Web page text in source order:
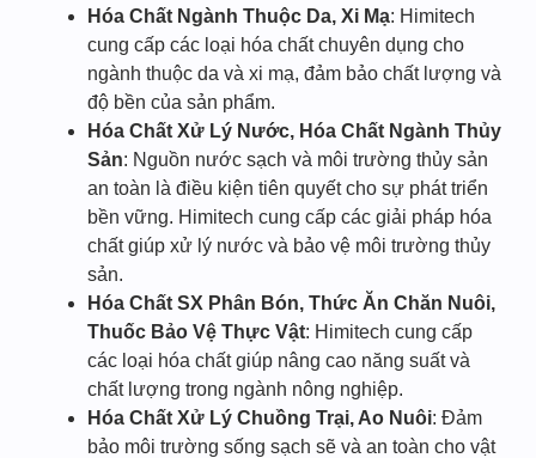
Hóa Chất Ngành Thuộc Da, Xi Mạ: Himitech
cung cấp các loại hóa chất chuyên dụng cho
ngành thuộc da và xi mạ, đảm bảo chất lượng và
độ bền của sản phẩm.
Hóa Chất Xử Lý Nước, Hóa Chất Ngành Thủy
Sản: Nguồn nước sạch và môi trường thủy sản
an toàn là điều kiện tiên quyết cho sự phát triển
bền vững. Himitech cung cấp các giải pháp hóa
chất giúp xử lý nước và bảo vệ môi trường thủy
sản.
Hóa Chất SX Phân Bón, Thức Ăn Chăn Nuôi,
Thuốc Bảo Vệ Thực Vật: Himitech cung cấp
các loại hóa chất giúp nâng cao năng suất và
chất lượng trong ngành nông nghiệp.
Hóa Chất Xử Lý Chuồng Trại, Ao Nuôi: Đảm
bảo môi trường sống sạch sẽ và an toàn cho vật